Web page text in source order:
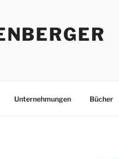
Unternehmungen Bücher